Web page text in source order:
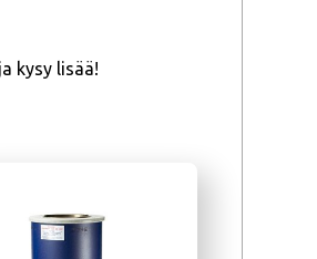
kysy lisää!